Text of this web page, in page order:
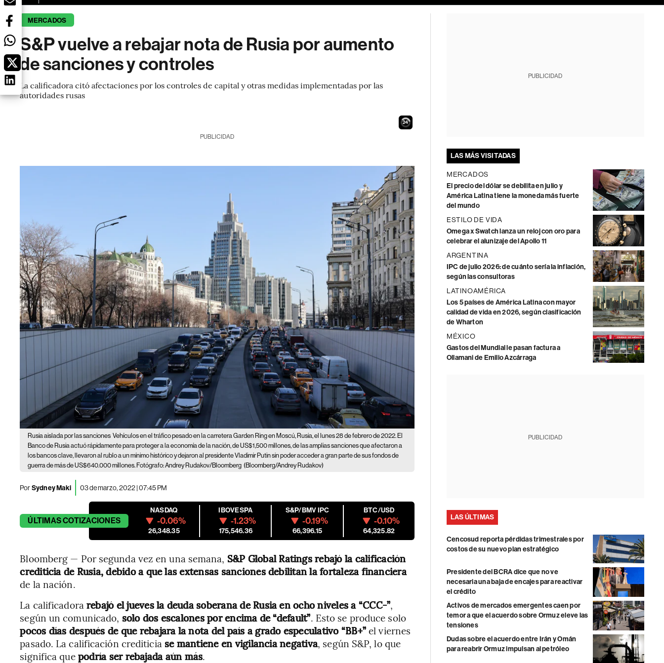
MERCADOS
S&P vuelve a rebajar nota de Rusia por aumento
de sanciones y controles
La calificadora citó afectaciones por los controles de capital y otras medidas implementadas por las
autoridades rusas
23
PUBLICIDAD
Rusia aislada por las sanciones Vehículos en el tráfico pesado en la carretera Garden Ring en Moscú, Rusia, el lunes 28 de febrero de 2022. El
Banco de Rusia actuó rápidamente para proteger a la economía de la nación, de US$1,500 millones, de las amplias sanciones que afectaron a
los bancos clave, llevaron al rublo a un mínimo histórico y dejaron al presidente Vladimir Putin sin poder acceder a gran parte de sus fondos de
guerra de más de US$640.000 millones. Fotógrafo: Andrey Rudakov/Bloomberg (Bloomberg/Andrey Rudakov)
PorSydney Maki 03 de marzo, 2022 | 07:45 PM
ÚLTIMASCOTIZACIONES
NASDAQ
-0.06%
26,348.35
IBOVESPA
-1.23%
175,546.36
S&P/BMV IPC
-0.19%
66,396.15
BTC/USD
-0.10%
64,325.82
Bloomberg — Por segunda vez en una semana, S&P Global Ratings rebajó la calificación
crediticia de Rusia, debido a que las extensas sanciones debilitan la fortaleza financiera
de la nación.
La calificadora rebajó el jueves la deuda soberana de Rusia en ocho niveles a “CCC-”,
según un comunicado, solo dos escalones por encima de “default”. Esto se produce solo
pocos días después de que rebajara la nota del país a grado especulativo “BB+”el viernes
pasado. La calificación crediticia se mantiene en vigilancia negativa, según S&P, lo que
significa quepodría ser rebajada aún más.
PUBLICIDAD
LAS MÁS VISITADAS
MERCADOS
El precio del dólar se debilita en julio y
América Latina tiene la moneda más fuerte
del mundo
ESTILO DE VIDA
Omega x Swatch lanza un reloj con oro para
celebrar el alunizaje del Apollo 11
ARGENTINA
IPC de julio 2026: de cuánto sería la inflación,
según las consultoras
LATINOAMÉRICA
Los 5 países de América Latina con mayor
calidad de vida en 2026, según clasificación
de Wharton
MÉXICO
Gastos del Mundial le pasan factura a
Ollamani de Emilio Azcárraga
PUBLICIDAD
LAS ÚLTIMAS
Cencosud reporta pérdidas trimestrales por
costos de su nuevo plan estratégico
Presidente del BCRA dice que no ve
necesaria una baja de encajes para reactivar
el crédito
Activos de mercados emergentes caen por
temor a que el acuerdo sobre Ormuz eleve las
tensiones
Dudas sobre el acuerdo entre Irán y Omán
para reabrir Ormuz impulsan al petróleo